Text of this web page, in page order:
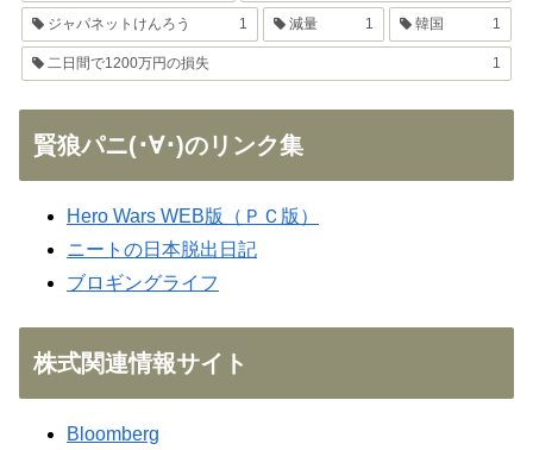
ジャパネットけんろう 1 減量 1 韓国 1
二日間で1200万円の損失 1
賢狼パニ(･∀･)のリンク集
Hero Wars WEB版（ＰＣ版）
ニートの日本脱出日記
ブロギングライフ
株式関連情報サイト
Bloomberg